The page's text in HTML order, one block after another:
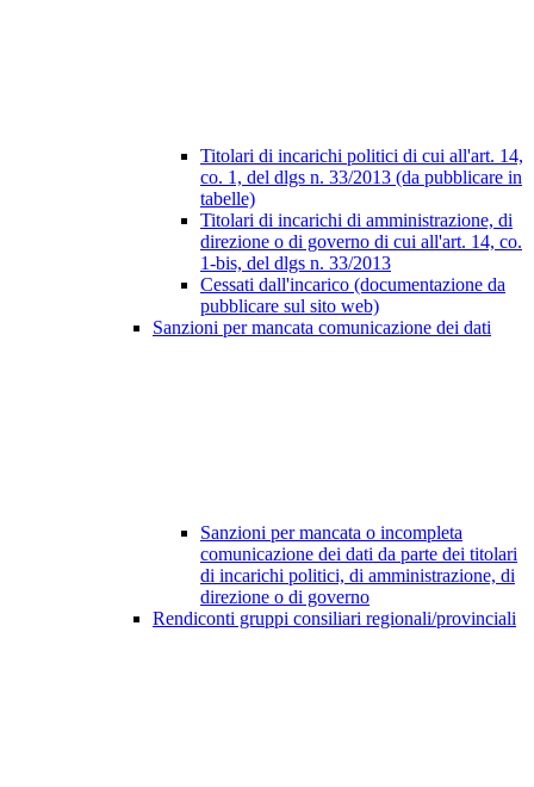
Titolari di incarichi politici di cui all'art. 14,
co. 1, del dlgs n. 33/2013 (da pubblicare in
tabelle)
Titolari di incarichi di amministrazione, di
direzione o di governo di cui all'art. 14, co.
1-bis, del dlgs n. 33/2013
Cessati dall'incarico (documentazione da
pubblicare sul sito web)
Sanzioni per mancata comunicazione dei dati
Sanzioni per mancata o incompleta
comunicazione dei dati da parte dei titolari
di incarichi politici, di amministrazione, di
direzione o di governo
Rendiconti gruppi consiliari regionali/provinciali